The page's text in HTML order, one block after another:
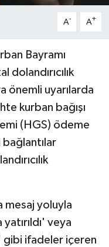
A- A+
Bayramı
önemli uyarılarda
kurban bağışı
(HGS) ödeme
bağlantılar
mesaj yoluyla
veya
gibi ifadeler içeren